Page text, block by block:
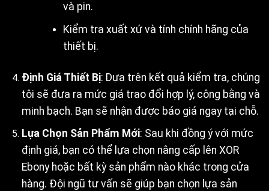
và pin.
Kiểm tra xuất xứ và tính chính hãng của
thiết bị.
Định Giá Thiết Bị: Dựa trên kết quả kiểm tra, chúng
tôi sẽ đưa ra mức giá trao đổi hợp lý, công bằng và
minh bạch. Bạn sẽ nhận được báo giá ngay tại chỗ.
Lựa Chọn Sản Phẩm Mới: Sau khi đồng ý với mức
định giá, bạn có thể lựa chọn nâng cấp lên XOR
Ebony hoặc bất kỳ sản phẩm nào khác trong cửa
hàng. Đội ngũ tư vấn sẽ giúp bạn chọn lựa sản